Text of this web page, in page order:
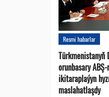
Resmi habarlar
Türkmenistanyň
orunbasary
ikitaraplaýyn
maslahatlaşdy